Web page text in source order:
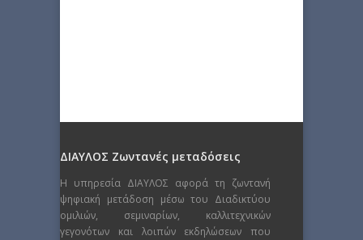
ΔΙΑΥΛΟΣ Ζωντανές μεταδόσεις
Η υπηρεσία ΔΙΑΥΛΟΣ αφορά τη ζωντανή
ψηφιακή μετάδοση μέσω του Διαδικτύου
ομιλιών, σεμιναρίων, καλλιτεχνικών
γεγονότων και λοιπών εκδηλώσεων που